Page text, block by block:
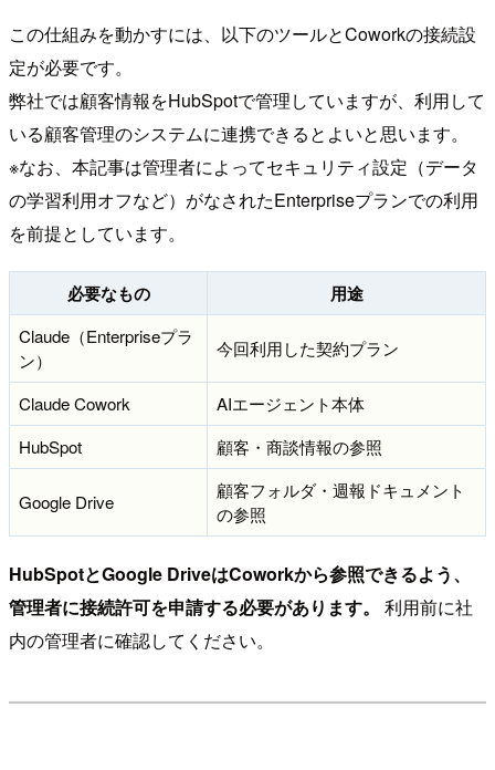
この仕組みを動かすには、以下のツールとCoworkの接続設
定が必要です。
弊社では顧客情報をHubSpotで管理していますが、利用して
いる顧客管理のシステムに連携できるとよいと思います。
※なお、本記事は管理者によってセキュリティ設定（データ
の学習利用オフなど）がなされたEnterpriseプランでの利用
を前提としています。
必要なもの 用途
Claude（Enterpriseプラ
ン）
今回利用した契約プラン
Claude Cowork
AIエージェント本体
HubSpot
顧客・商談情報の参照
Google Drive
顧客フォルダ・週報ドキュメント
の参照
HubSpotとGoogle DriveはCoworkから参照できるよう、
管理者に接続許可を申請する必要があります。
利用前に社
内の管理者に確認してください。